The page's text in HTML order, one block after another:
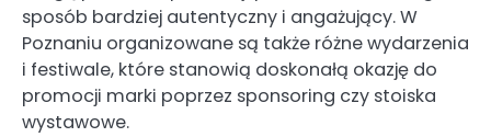
sposób bardziej autentyczny i angażujący. W
Poznaniu organizowane są także różne wydarzenia
i festiwale, które stanowią doskonałą okazję do
promocji marki poprzez sponsoring czy stoiska
wystawowe.